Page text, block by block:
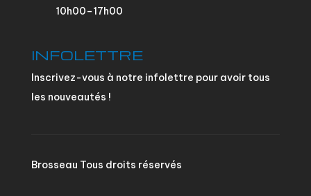
10h00–17h00
INFOLETTRE
Inscrivez-vous à notre infolettre pour avoir tous
les nouveautés !
Brosseau Tous droits réservés